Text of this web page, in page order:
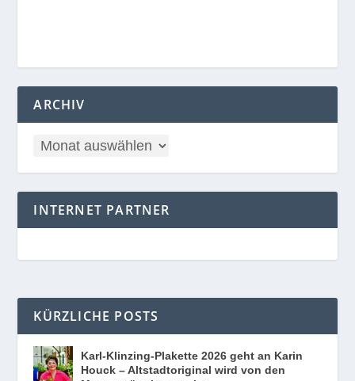
ARCHIV
INTERNET PARTNER
KÜRZLICHE POSTS
Karl-Klinzing-Plakette 2026 geht an Karin
Houck – Altstadtoriginal wird von den